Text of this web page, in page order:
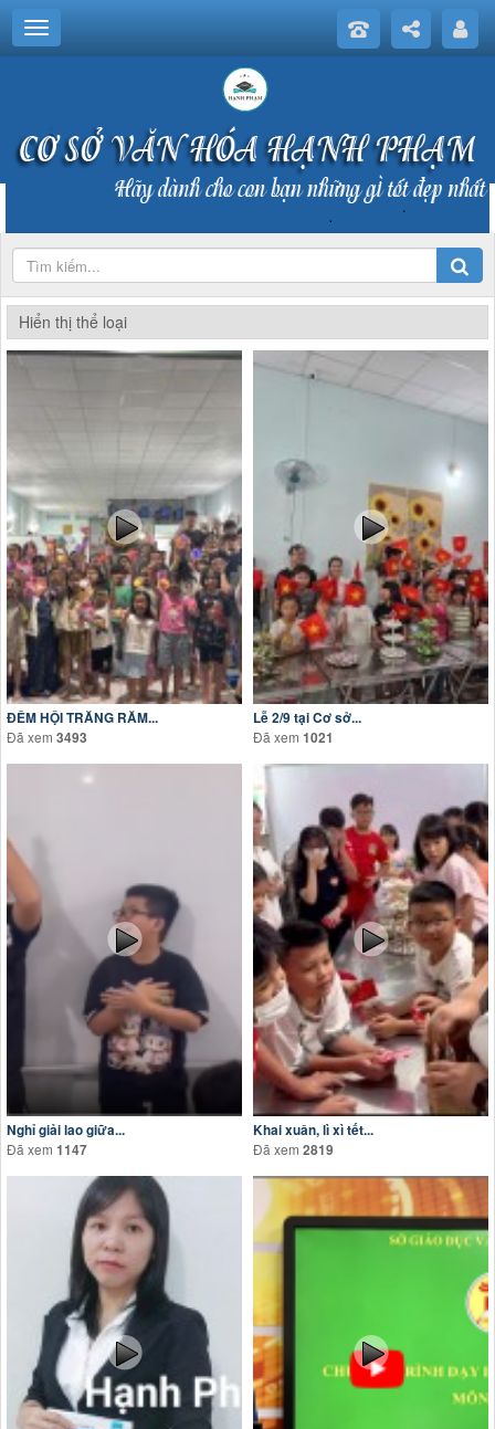
Hiển thị thể loại
ĐÊM HỘI TRĂNG RẰM...
Đã xem 3493
Lễ 2/9 tại Cơ sở...
Đã xem 1021
Nghỉ giải lao giữa...
Đã xem 1147
Khai xuân, lì xì tết...
Đã xem 2819